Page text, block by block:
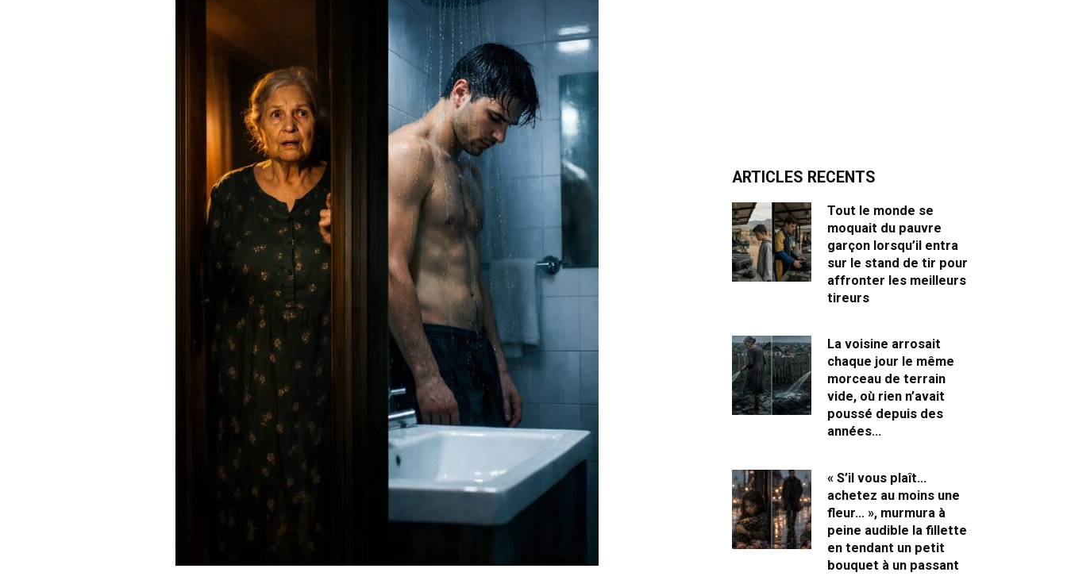
ARTICLES RECENTS
Tout le monde se
moquait du pauvre
garçon lorsqu’il entra
sur le stand de tir pour
affronter les meilleurs
tireurs
La voisine arrosait
chaque jour le même
morceau de terrain
vide, où rien n’avait
poussé depuis des
années…
« S’il vous plaît…
achetez au moins une
fleur… », murmura à
peine audible la fillette
en tendant un petit
bouquet à un passant